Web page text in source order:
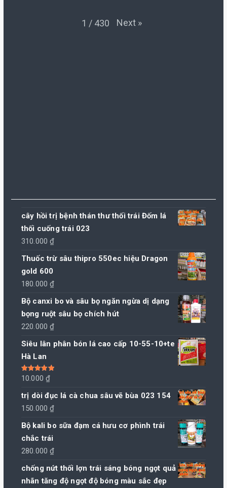
1 / 430 Next »
cây hồi trị bệnh thán thư thối trái Đốm lá
thối cuống trái 023
310.000₫
Thuốc trừ sâu thipro 550ec hiệu Dragon
gold 600
180.000₫
Bộ canxi bo và sâu bọ ngăn ngừa dị dạng
bọng ruột sâu bọ chích hút
220.000₫
Siêu lân phân bón lá cao cấp 10-55-10+te
Hà Lan
Được xếp
hạng 5.005
10.000₫
trị dòi đục lá cà chua sâu vẽ bùa 023 154
150.000₫
Bộ kali bo sữa đạm cá hưu cơ phình trái
chắc trái
280.000₫
chống nứt thối lợn trái sáng bóng ngọt quả
nhãn tăng độ ngọt độ bóng màu sắc đẹp